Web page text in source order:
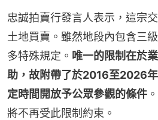
忠誠拍賣行發言人表示，這宗
土地買賣。雖然地段內包含三
多特殊規定。 唯一的限制在於
助，故附帶了於2016至2026
定時間開放予公眾參觀的條件
將不再受此限制約束。